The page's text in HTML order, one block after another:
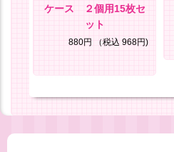
ケース ２個用15枚セ
ット
880円 （税込 968円)